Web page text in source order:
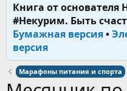
Книга от
#Некурим. Быть
Бумажная версия•
версия
Марафоны питания и спорта